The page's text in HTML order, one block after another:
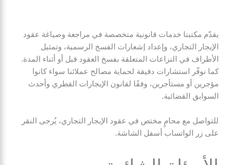
يقدّم مكتبنا خدمات قانونية متخصصة في مراجعة وصياغة عقود
الإيجار التجاري، وإعداد إشعارات الفسخ الرسمية، وتمثيل
الأطراف في النزاعات المتعلقة بفسخ العقود قبل أو أثناء المدة.
كما نوفّر استشارات دقيقة لحماية مصالح عملائنا سواء كانوا
مؤجرين أو مستأجرين، وفقًا لقانون الإيجارات القطري وأحدث
السوابق القضائية.
للتواصل مع محامٍ مختص في عقود الإيجار التجاري، يُرجى النقر
على زر الواتساب أسفل الشاشة.